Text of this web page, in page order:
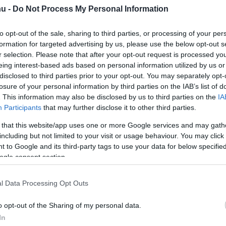
- Do Not Process My Personal Information
opt-out of the sale, sharing to third parties, or processing of your
for targeted advertising by us, please use the below opt-out
selection. Please note that after your opt-out request is processed
interest-based ads based on personal information utilized by us
to third parties prior to your opt-out. You may separately
of your personal information by third parties on the IAB’s list of
This information may also be disclosed by us to third parties on the
Participants that may further disclose it to other third parties.
that this website/app uses one or more Google services and may
but not limited to your visit or usage behaviour. You may
to Google and its third-party tags to use your data for below
consent section.
Data Processing Opt Outs
opt-out of the Sharing of my personal data.
megállíthatatlanul nő a gyerekek
a covid csak felgyorsította a
07:12
húzta le a statisztikát, már évtizedek óta romlik a
átölelő tudományos elemzés rávilágított: a gyerekek
a kijelzők mögé.
2026 – Jön az ügynökök és robotok
05:28
év második felétől, jelentette be az NVIDIA. A cég éves
- például ipari robotok és önvezető járművek -
megoldások is premiereztek.